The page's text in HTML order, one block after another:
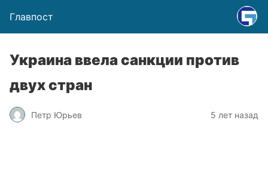
Главпост
Украина ввела санкции против
двух стран
Петр Юрьев 5 лет назад